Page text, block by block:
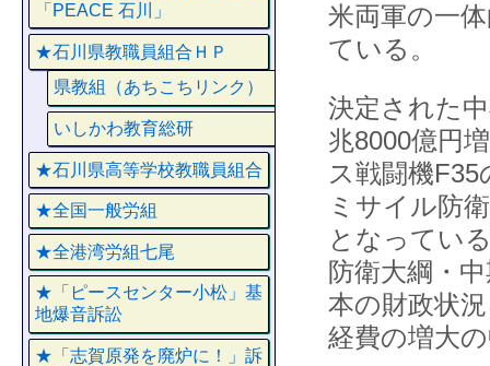
米両軍の一
ている。
決定された
兆8000億円
ス戦闘機
ミサイル防
となってい
防衛大綱・
本の財政状
経費の増大
「PEACE 石川」
★石川県教職員組合ＨＰ
県教組（あちこちリンク）
いしかわ教育総研
★石川県高等学校教職員組合
★全国一般労組
★全港湾労組七尾
★「ピースセンター小松」基
地爆音訴訟
★「志賀原発を廃炉に！」訴